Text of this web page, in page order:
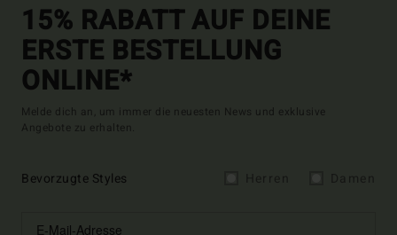
15% RABATT AUF DEINE
ERSTE BESTELLUNG
ONLINE*
Melde dich an, um immer die neuesten News und exklusive
Angebote zu erhalten.
Bevorzugte Styles